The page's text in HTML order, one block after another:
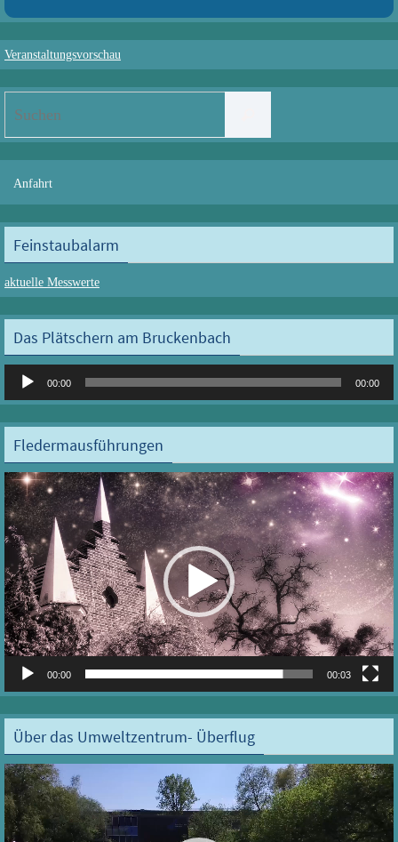
Veranstaltungsvorschau
Anfahrt
Feinstaubalarm
aktuelle Messwerte
Das Plätschern am Bruckenbach
Audio-
00:00 00:00
Fledermausführungen
Video-
Player
00:00 00:03
Über das Umweltzentrum- Überflug
Video-
Player